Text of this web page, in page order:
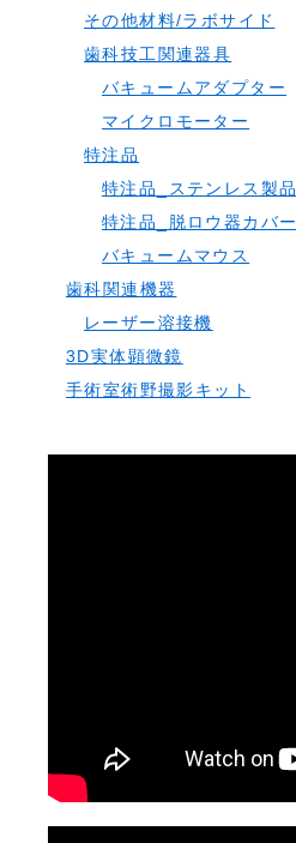
その他材料/ラボサイド
歯科技工関連器具
バキュームアダプター
マイクロモーター
特注品
特注品_ステンレス製品
特注品_脱ロウ器カバー
バキュームマウス
歯科関連機器
レーザー溶接機
3D実体顕微鏡
手術室術野撮影キット